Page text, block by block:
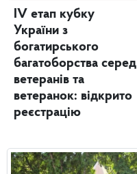
IV етап кубку
України з
богатирського
багатоборства серед
ветеранів та
ветеранок: відкрито
реєстрацію